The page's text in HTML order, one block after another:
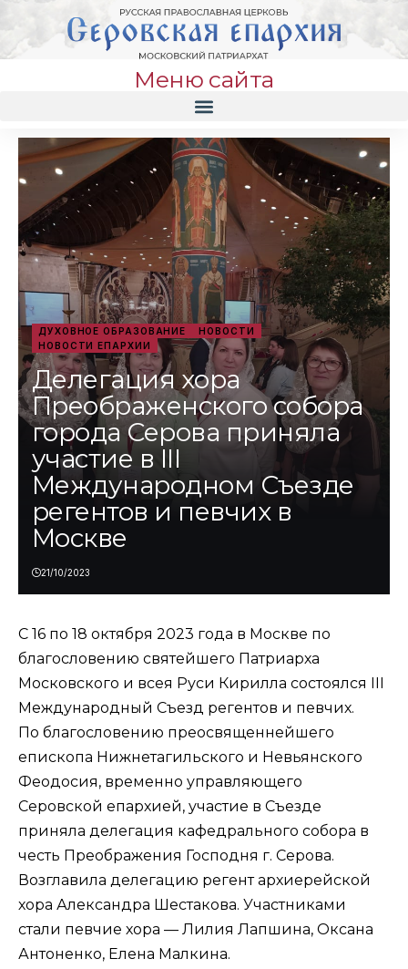
Меню сайта
ДУХОВНОЕ ОБРАЗОВАНИЕ
НОВОСТИ
НОВОСТИ ЕПАРХИИ
Делегация хора
Преображенского собора
города Серова приняла
участие в III
Международном Съезде
регентов и певчих в
Москве
21/10/2023
С 16 по 18 октября 2023 года в Москве по
благословению святейшего Патриарха
Московского и всея Руси Кирилла состоялся III
Международный Съезд регентов и певчих.
По благословению преосвященнейшего
епископа Нижнетагильского и Невьянского
Феодосия, временно управляющего
Серовской епархией, участие в Съезде
приняла делегация кафедрального собора в
честь Преображения Господня г. Серова.
Возглавила делегацию регент архиерейской
хора Александра Шестакова. Участниками
стали певчие хора — Лилия Лапшина, Оксана
Антоненко, Елена Малкина.